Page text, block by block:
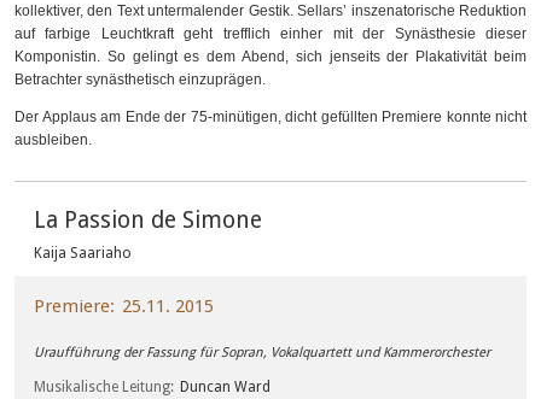
kollektiver, den Text untermalender Gestik. Sellars’ inszenatorische Reduktion
auf farbige Leuchtkraft geht trefflich einher mit der Synästhesie dieser
Komponistin. So gelingt es dem Abend, sich jenseits der Plakativität beim
Betrachter synästhetisch einzuprägen.
Der Applaus am Ende der 75-minütigen, dicht gefüllten Premiere konnte nicht
ausbleiben.
La Passion de Simone
Kaija Saariaho
Premiere 25.11. 2015
Uraufführung der Fassung für Sopran, Vokalquartett und Kammerorchester
Musikalische Leitung Duncan Ward